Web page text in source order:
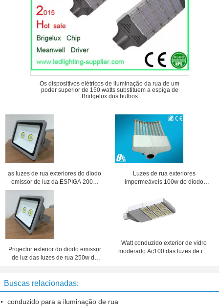
Os dispositivos elétricos de iluminação da rua de um
poder superior de 150 watts substituem a espiga de
Bridgelux dos bulbos
as luzes de rua exteriores do diodo
emissor de luz da ESPIGA 200W
Waterproof luzes de inundação
conduzidas com ângulo de feixe
160°
Luzes de rua exteriores
impermeáveis 100w do diodo
SMD2835 50Hz ~ 60Hz
Projector exterior do diodo emissor
de luz das luzes de rua 250w do
elevada
Watt conduzido exterior de vidro
moderado Ac100 das luzes de rua
Buscas relacionadas:
conduzido para a iluminação de rua